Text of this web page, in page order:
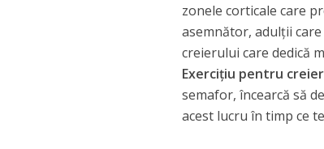
zonele corticale care
asemnător, adulții
creierului care dedică
Exercițiu pentru
semafor, încearcă să
acest lucru în timp ce